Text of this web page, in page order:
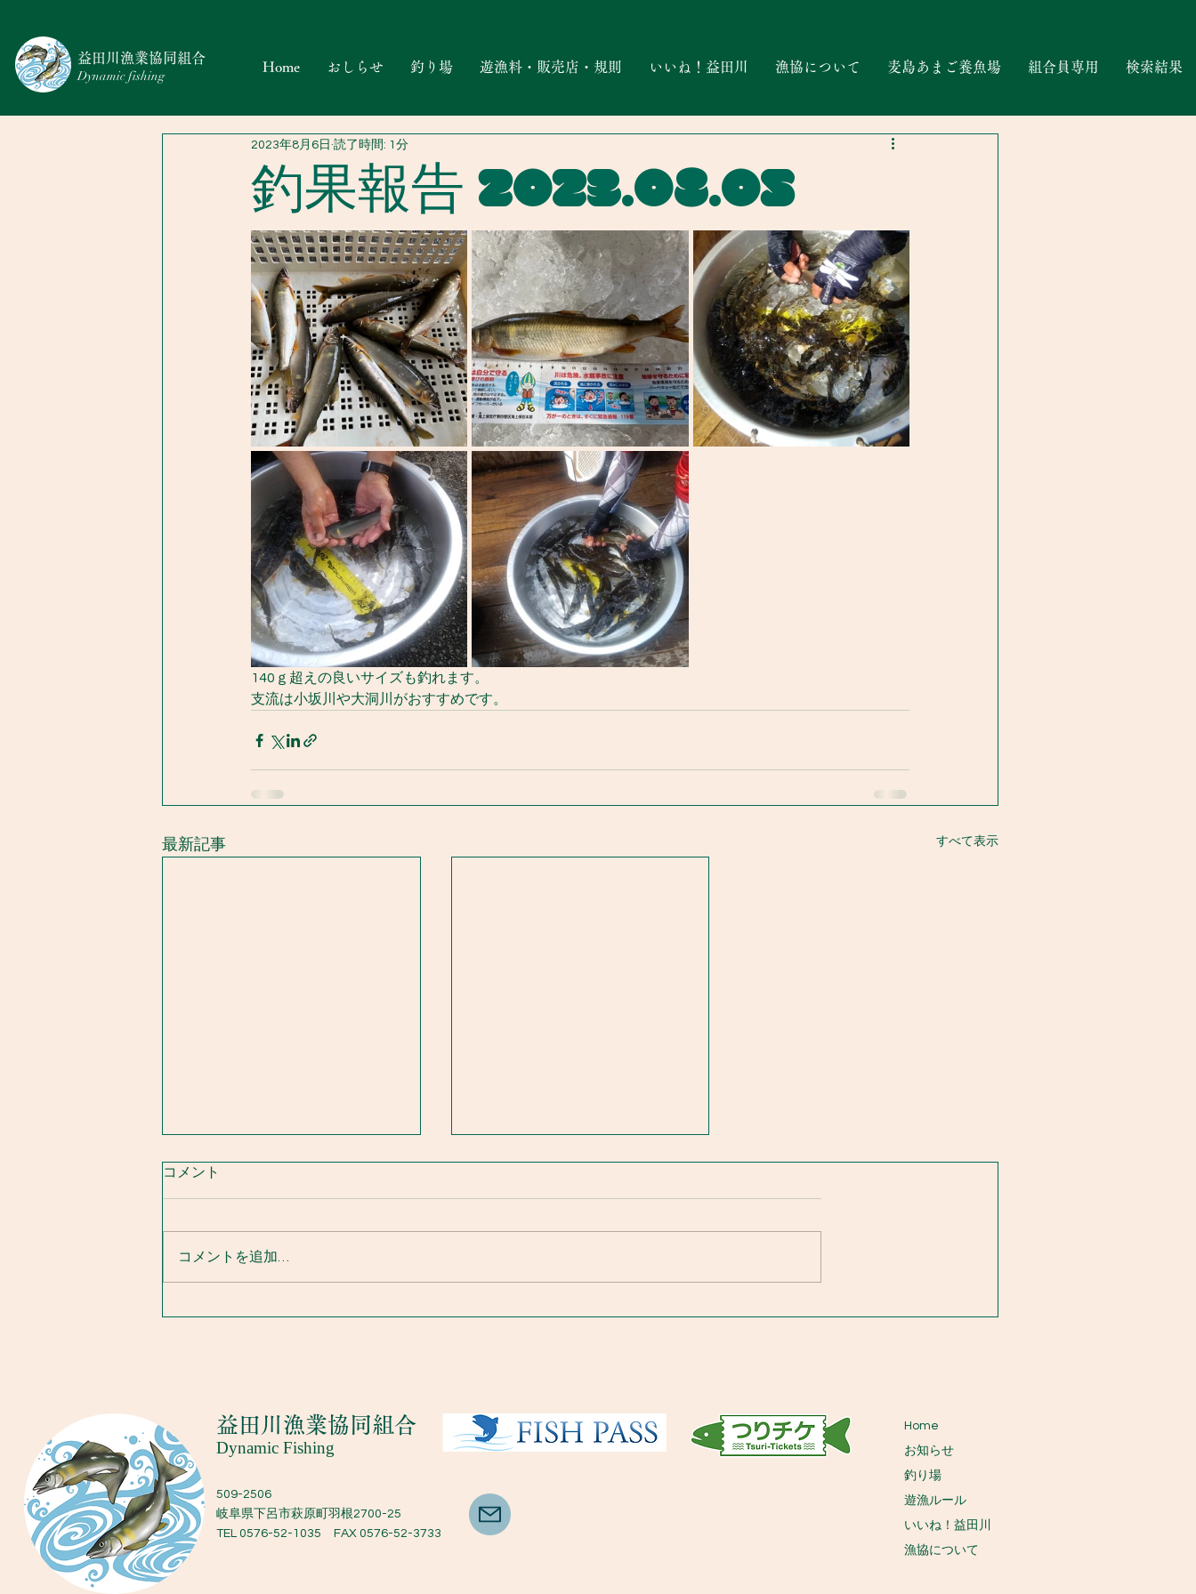
​益田川漁業協同組合
Dynamic fishing
Home おしらせ 釣り場 遊漁料・販売店・規則 いいね！益田川 漁協について 麦島あまご養魚場 組合員専用 検索結果
釣果報告 2023.08.05
2023年8月6日 読了時間: 1分
140ｇ超えの良いサイズも釣れます。
支流は小坂川や大洞川がおすすめです。
最新記事 すべて表示
山之口川清流大漁祭り中止と
コメント
コメントを追加…
​益田川漁業協同組合
Dynamic Fishing
509-2506
岐阜県下呂市萩原町羽根2700-25
TEL 0576-52-1035 FAX 0576-52-3733
Home
お知らせ
釣り場
遊漁ルール
いいね！益田川
​漁協について